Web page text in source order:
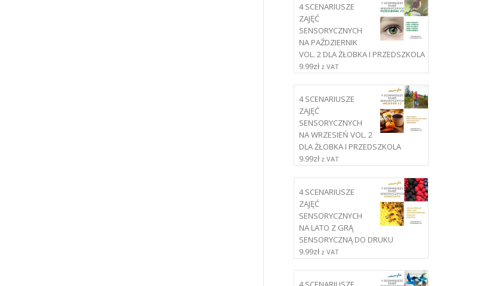
4 SCENARIUSZE
ZAJĘĆ
SENSORYCZNYCH
NA PAŹDZIERNIK
VOL. 2 DLA ŻŁOBKA I PRZEDSZKOLA
9.99zł z VAT
4 SCENARIUSZE
ZAJĘĆ
SENSORYCZNYCH
NA WRZESIEŃ VOL. 2
DLA ŻŁOBKA I PRZEDSZKOLA
9.99zł z VAT
4 SCENARIUSZE
ZAJĘĆ
SENSORYCZNYCH
NA LATO Z GRĄ
SENSORYCZNĄ DO DRUKU
9.99zł z VAT